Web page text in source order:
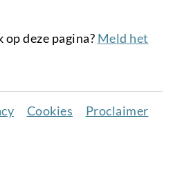
deze pagina? Meld het
Cookies
Proclaimer